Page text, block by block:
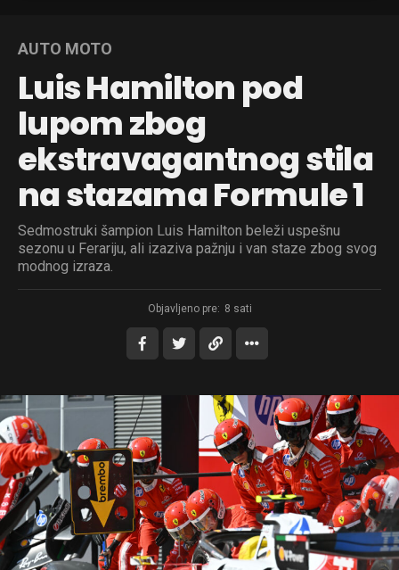
AUTO MOTO
Luis Hamilton pod
lupom zbog
ekstravagantnog stila
na stazama Formule 1
Sedmostruki šampion Luis Hamilton beleži uspešnu
sezonu u Ferariju, ali izaziva pažnju i van staze zbog svog
modnog izraza.
Objavljeno pre: 8 sati